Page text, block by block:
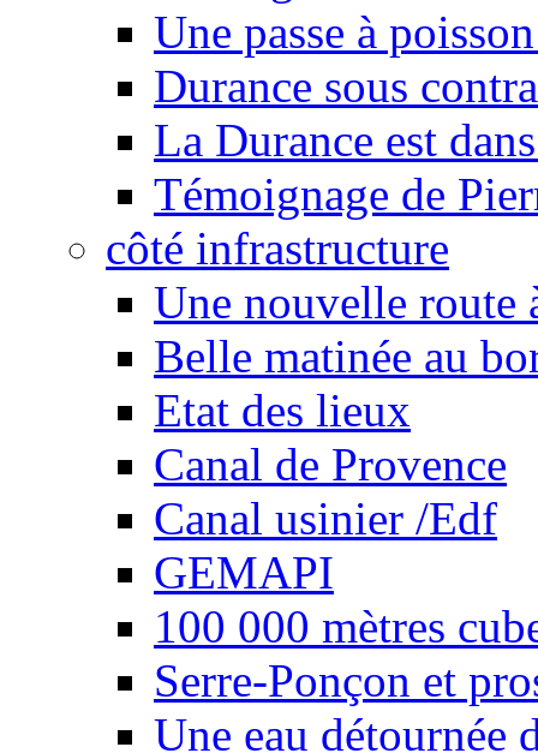
Une passe à
Durance sous
La Durance est
Témoignage de
côté infrastructure
Une nouvelle route
Belle matinée au
Etat des lieux
Canal de Provence
Canal usinier /Edf
GEMAPI
100 000 mètres
Serre-Ponçon et
Une eau détournée